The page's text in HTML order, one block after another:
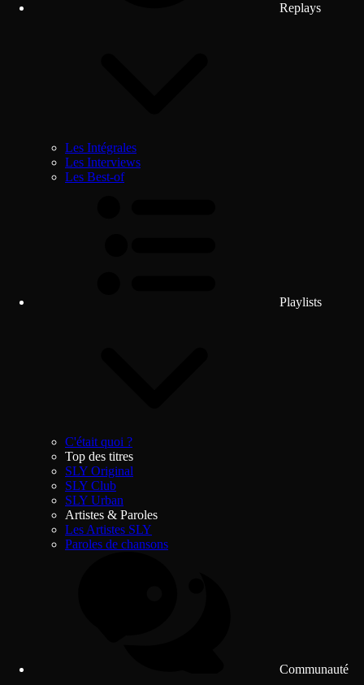
Replays
Les Intégrales
Les Interviews
Les Best-of
Playlists
C'était quoi ?
Top des titres
SLY Original
SLY Club
SLY Urban
Artistes & Paroles
Les Artistes SLY
Paroles de chansons
Communauté